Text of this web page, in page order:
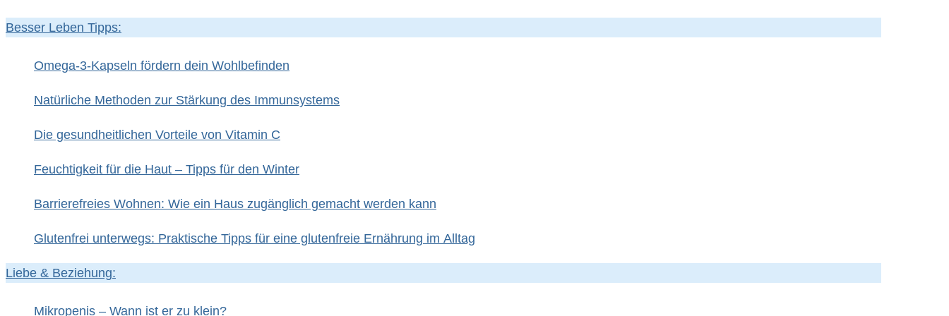
Besser Leben Tipps:
Omega-3-Kapseln fördern dein Wohlbefinden
Natürliche Methoden zur Stärkung des Immunsystems
Die gesundheitlichen Vorteile von Vitamin C
Feuchtigkeit für die Haut – Tipps für den Winter
Barrierefreies Wohnen: Wie ein Haus zugänglich gemacht werden kann
Glutenfrei unterwegs: Praktische Tipps für eine glutenfreie Ernährung im Alltag
Liebe & Beziehung:
Mikropenis – Wann ist er zu klein?